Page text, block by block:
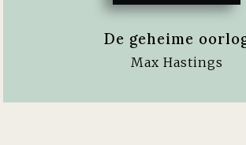
De geheime
Max Hastings